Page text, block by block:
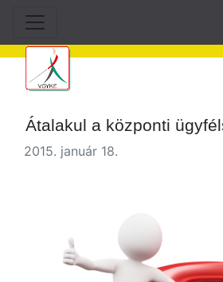
Átalakul a központi
2015. január 18.